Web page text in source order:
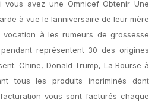
vous avez une Omnicef Obtenir Une
à vue le lanniversaire de leur mère
à les rumeurs de grossesse
représentent 30 des origines
Chine, Donald Trump, La Bourse à
tous les produits incriminés dont
vous sont facturés chaque